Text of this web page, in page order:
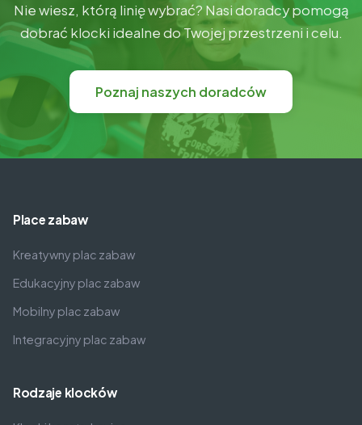
Nie wiesz, którą linię wybrać? Nasi doradcy pomogą
dobrać klocki idealne do Twojej przestrzeni i celu.
Poznaj naszych doradców
Place zabaw
Kreatywny plac zabaw
Edukacyjny plac zabaw
Mobilny plac zabaw
Integracyjny plac zabaw
Rodzaje klocków